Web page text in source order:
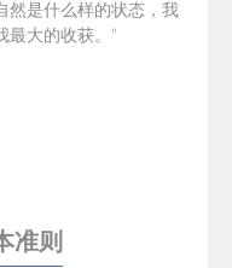
然是什么样的状态，我
最大的收获。”
准则